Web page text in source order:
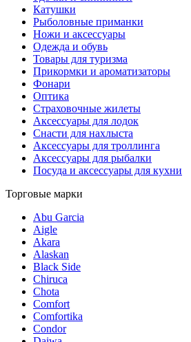
Катушки
Рыболовные приманки
Ножи и аксессуары
Одежда и обувь
Товары для туризма
Прикормки и ароматизаторы
Фонари
Оптика
Страховочные жилеты
Аксессуары для лодок
Снасти для нахлыста
Аксессуары для троллинга
Аксессуары для рыбалки
Посуда и аксессуары для кухни
Торговые марки
Abu Garcia
Aigle
Akara
Alaskan
Black Side
Chiruca
Chota
Comfort
Comfortika
Condor